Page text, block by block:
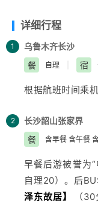
详细行程
1 乌鲁木齐长沙
餐
自理 宿
根据航班时间乘
2 长沙韶山张家界
餐
含早餐 含午餐
早餐后游被誉为
自理20）。后
泽东故居】
（